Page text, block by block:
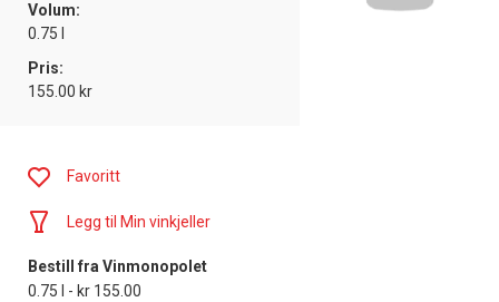
Volum:
0.75 l
Pris:
155.00 kr
Favoritt
Legg til Min vinkjeller
Bestill fra Vinmonopolet
0.75 l - kr 155.00